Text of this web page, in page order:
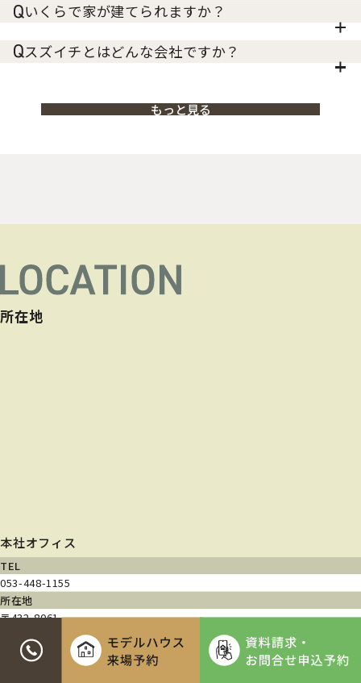
いくらで家が建てられますか？
スズイチとはどんな会社ですか？
もっと見る
所在地
本社オフィス
TEL
053-448-1155
所在地
〒432-8061
静岡県浜松市中央区入野町740-3
営業時間